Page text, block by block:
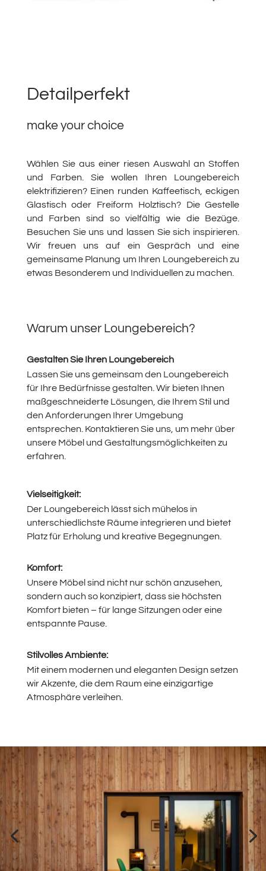
Detailperfekt
make your choice
Wählen Sie aus einer riesen Auswahl an Stoffen
und Farben. Sie wollen Ihren Loungebereich
elektrifizieren? Einen runden Kaffeetisch, eckigen
Glastisch oder Freiform Holztisch? Die Gestelle
und Farben sind so vielfältig wie die Bezüge.
Besuchen Sie uns und lassen Sie sich inspirieren.
Wir freuen uns auf ein Gespräch und eine
gemeinsame Planung um Ihren Loungebereich zu
etwas Besonderem und Individuellen zu machen.
Warum unser Loungebereich?
Gestalten Sie Ihren Loungebereich
Lassen Sie uns gemeinsam den Loungebereich
für Ihre Bedürfnisse gestalten. Wir bieten Ihnen
maßgeschneiderte Lösungen, die Ihrem Stil und
den Anforderungen Ihrer Umgebung
entsprechen. Kontaktieren Sie uns, um mehr über
unsere Möbel und Gestaltungsmöglichkeiten zu
erfahren.
Vielseitigkeit:
Der Loungebereich lässt sich mühelos in
unterschiedlichste Räume integrieren und bietet
Platz für Erholung und kreative Begegnungen.
Komfort:
Unsere Möbel sind nicht nur schön anzusehen,
sondern auch so konzipiert, dass sie höchsten
Komfort bieten – für lange Sitzungen oder eine
entspannte Pause.
Stilvolles Ambiente:
Mit einem modernen und eleganten Design setzen
wir Akzente, die dem Raum eine einzigartige
Atmosphäre verleihen.